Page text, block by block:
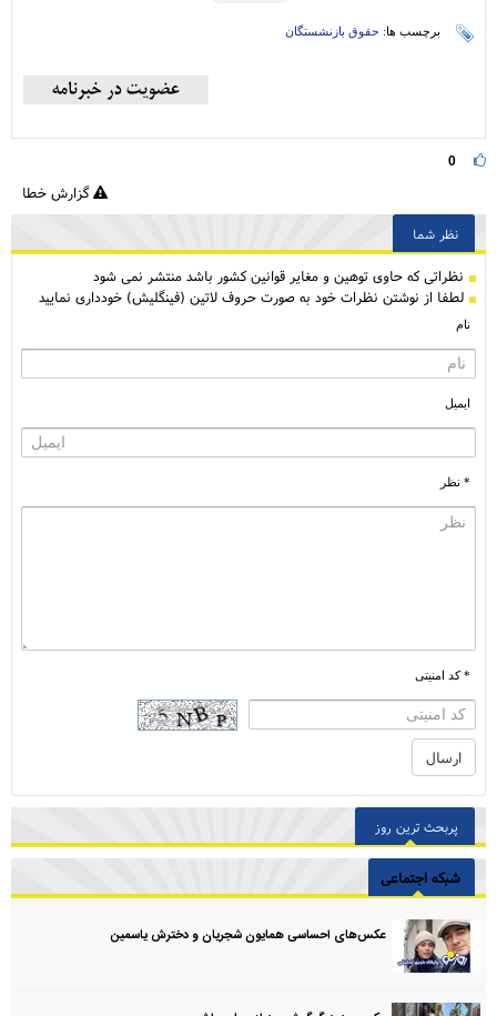
برچسب ها: حقوق بازنشستگان
0
گزارش خطا
نظر شما
نظراتی كه حاوی توهین و مغایر قوانین کشور باشد منتشر نمی شود
لطفا از نوشتن نظرات خود به صورت حروف لاتین (فینگلیش) خودداری نمایید
نام
ایمیل
* نظر
* کد امنیتی
پربحث ترین روز
شبکه اجتماعی
عکس‌های احساسی همایون شجریان و دخترش یاسمین